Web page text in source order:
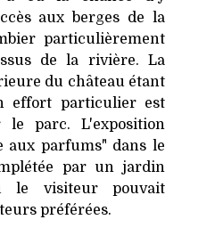
aux berges de la
particulièrement
de la rivière. La
du château étant
effort particulier est
parc. L'exposition
aux parfums" dans le
par un jardin
le visiteur pouvait
préférées.